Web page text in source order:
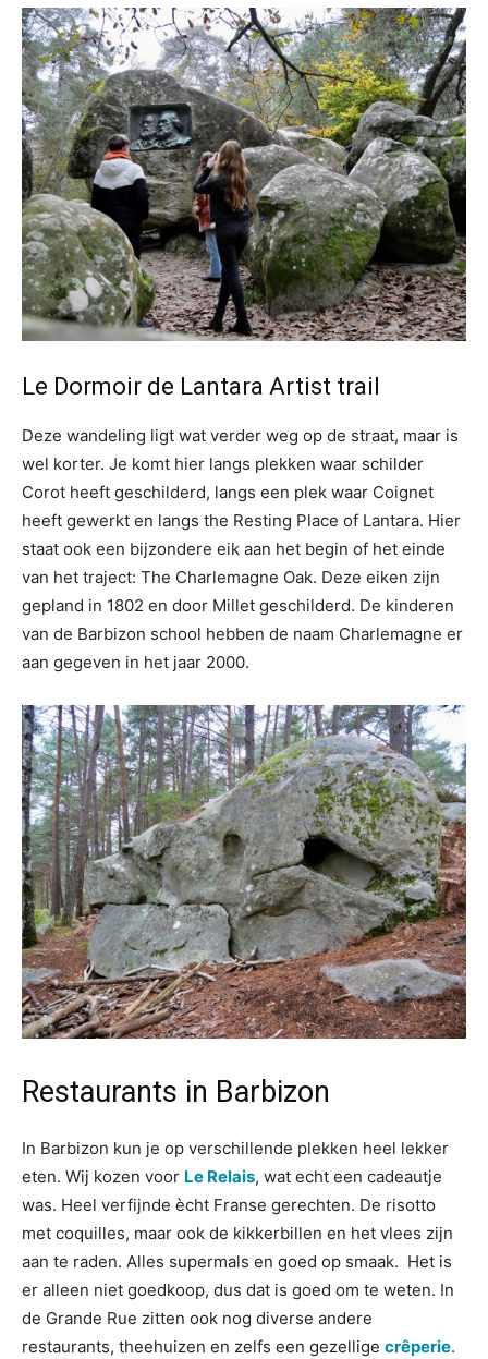
Le Dormoir de Lantara Artist trail
Deze wandeling ligt wat verder weg op de straat, maar is
wel korter. Je komt hier langs plekken waar schilder
Corot heeft geschilderd, langs een plek waar Coignet
heeft gewerkt en langs the Resting Place of Lantara. Hier
staat ook een bijzondere eik aan het begin of het einde
van het traject: The Charlemagne Oak. Deze eiken zijn
gepland in 1802 en door Millet geschilderd. De kinderen
van de Barbizon school hebben de naam Charlemagne er
aan gegeven in het jaar 2000.
Restaurants in Barbizon
In Barbizon kun je op verschillende plekken heel lekker
eten. Wij kozen voor Le Relais, wat echt een cadeautje
was. Heel verfijnde ècht Franse gerechten. De risotto
met coquilles, maar ook de kikkerbillen en het vlees zijn
aan te raden. Alles supermals en goed op smaak. Het is
er alleen niet goedkoop, dus dat is goed om te weten. In
de Grande Rue zitten ook nog diverse andere
restaurants, theehuizen en zelfs een gezellige crêperie.